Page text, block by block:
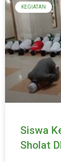
KEGIATAN
Siswa
Sholat